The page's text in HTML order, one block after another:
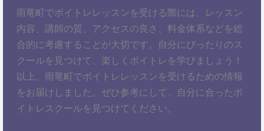
雨竜町でボイトレレッスンを受ける際には、レッスン
内容、講師の質、アクセスの良さ、料金体系などを総
合的に考慮することが大切です。自分にぴったりのス
クールを見つけて、楽しくボイトレを学びましょう！
以上、雨竜町でボイトレレッスンを受けるための情報
をお届けしました。ぜひ参考にして、自分に合ったボ
イトレスクールを見つけてください。